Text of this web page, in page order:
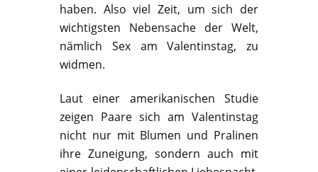
haben. Also viel Zeit, um sich der
wichtigsten Nebensache der Welt,
nämlich Sex am Valentinstag, zu
widmen.
Laut einer amerikanischen Studie
zeigen Paare sich am Valentinstag
nicht nur mit Blumen und Pralinen
ihre Zuneigung, sondern auch mit